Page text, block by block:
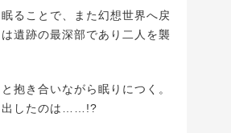
ることで、また幻想世界へ戻
遺跡の最深部であり二人を襲
抱き合いながら眠りにつく。
出したのは……!?